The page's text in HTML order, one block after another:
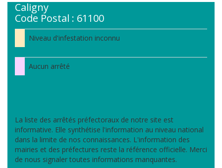
Caligny
Code Postal : 61100
Niveau d'infestation inconnu
Aucun arrêté
La liste des arrêtés préfectoraux de notre site est
informative. Elle synthétise l'information au niveau national
dans la limite de nos connaissances. L'information des
mairies et des préfectures reste la référence officielle. Merci
de nous signaler toutes informations manquantes.